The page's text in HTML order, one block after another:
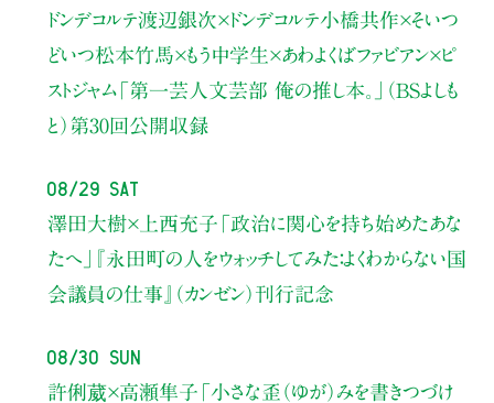
ドンデコルテ渡辺銀次×ドンデコルテ小橋共作×そいつ
どいつ松本竹馬×もう中学生×あわよくばファビアン×ピ
ストジャム「第一芸人文芸部 俺の推し本。」（BSよしも
と） 第30回公開収録
08/29 Sat
澤田大樹×上西充子 「政治に関心を持ち始めたあな
たへ」
『永田町の人をウォッチしてみた：よくわからない国
会議員の仕事』（カンゼン）刊行記念
08/30 Sun
許俐葳×高瀬隼子 「小さな歪（ゆが）みを書きつづけ